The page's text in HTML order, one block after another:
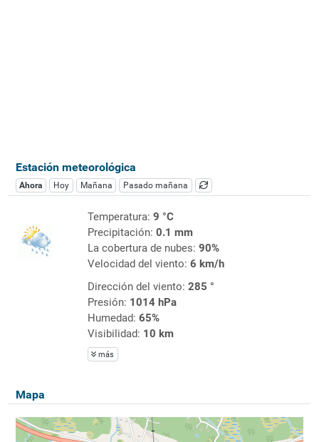
Estación meteorológica
Ahora Hoy Mañana Pasado mañana
Temperatura: 9 °C
Precipitación: 0.1 mm
La cobertura de nubes: 90%
Velocidad del viento: 6 km/h
Dirección del viento: 285 °
Presión: 1014 hPa
Humedad: 65%
Visibilidad: 10 km
más
Mapa